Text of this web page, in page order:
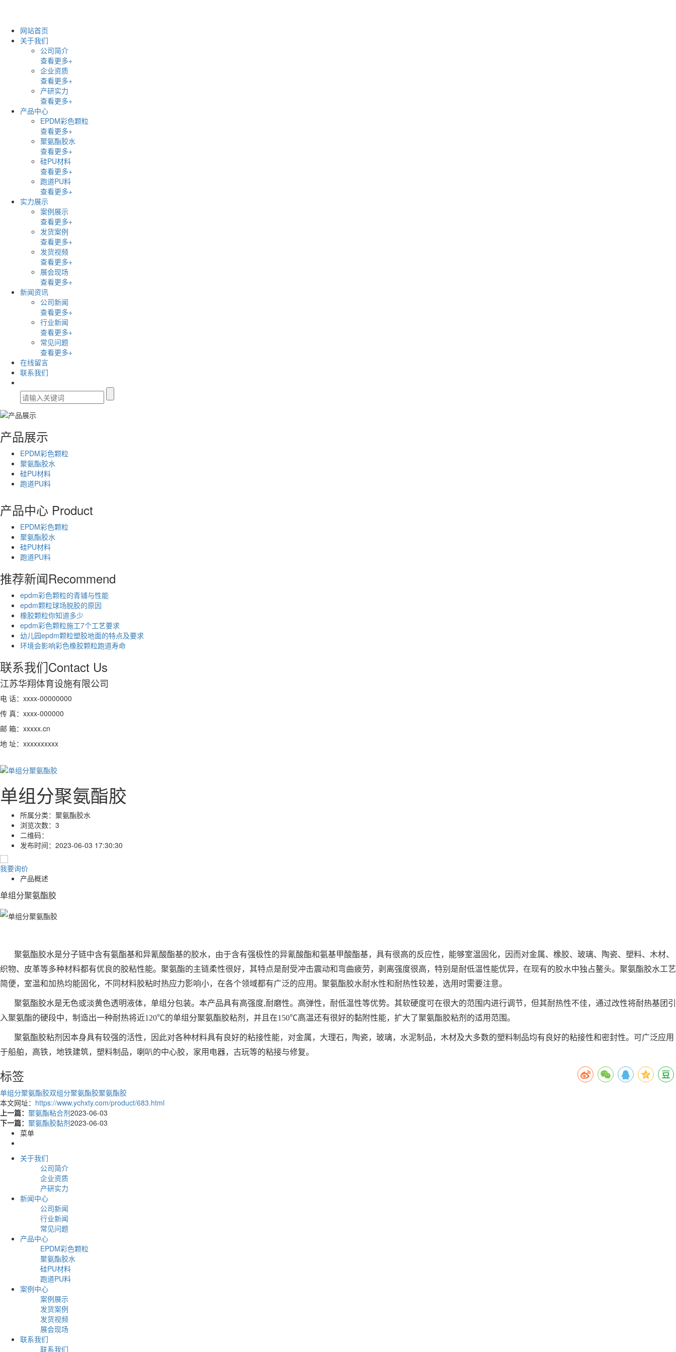
网站首页
关于我们
公司简介
查看更多+
企业资质
查看更多+
产研实力
查看更多+
产品中心
EPDM彩色颗粒
查看更多+
聚氨酯胶水
查看更多+
硅PU材料
查看更多+
跑道PU料
查看更多+
实力展示
案例展示
查看更多+
发货案例
查看更多+
发货视频
查看更多+
展会现场
查看更多+
新闻资讯
公司新闻
查看更多+
行业新闻
查看更多+
常见问题
查看更多+
在线留言
联系我们
产品展示
EPDM彩色颗粒
聚氨酯胶水
硅PU材料
跑道PU料
产品中心 Product
EPDM彩色颗粒
聚氨酯胶水
硅PU材料
跑道PU料
推荐新闻Recommend
epdm彩色颗粒的青铺与性能
epdm颗粒球场脱胶的原因
橡胶颗粒你知道多少
epdm彩色颗粒施工7个工艺要求
幼儿园epdm颗粒塑胶地面的特点及要求
环境会影响彩色橡胶颗粒跑道寿命
联系我们Contact Us
江苏华翔体育设施有限公司
电 话：xxxx-00000000
传 真：xxxx-000000
邮 箱：xxxxx.cn
地 址：xxxxxxxxxx
单组分聚氨酯胶
所属分类： 聚氨酯胶水
浏览次数： 3
二维码：
发布时间： 2023-06-03 17:30:30
我要询价
产品概述
单组分聚氨酯胶
聚氨酯胶水是分子链中含有氨酯基和异氰酸酯基的胶水，由于含有强极性的异氰酸酯和氨基甲酸酯基，具有很高的反应性，能够室温固化，因而对金属、橡胶、玻璃、陶瓷、塑料、木材、
织物、皮革等多种材料都有优良的胶粘性能。聚氨酯的主链柔性很好，其特点是耐受冲击震动和弯曲疲劳，剥离强度很高，特别是耐低温性能优异，在现有的胶水中独占鳌头。聚氨酯胶水工艺
简便，室温和加热均能固化，不同材料胶粘时热应力影响小，在各个领域都有广泛的应用。聚氨酯胶水耐水性和耐热性较差，选用时需要注意。
聚氨酯胶水是无色或淡黄色透明液体，单组分包装。本产品具有高强度,耐磨性。高弹性，耐低温性等优势。其软硬度可在很大的范围内进行调节，但其耐热性不佳，通过改性将耐热基团引
入聚氨酯的硬段中，制造出一种耐热将近120℃的单组分聚氨酯胶粘剂，并且在150℃高温还有很好的黏附性能，扩大了聚氨酯胶粘剂的适用范围。
聚氨酯胶粘剂因本身具有较强的活性，因此对各种材料具有良好的粘接性能，对金属，大理石，陶瓷，玻璃，水泥制品，木材及大多数的塑料制品均有良好的粘接性和密封性。可广泛应用
于船舶，高铁，地铁建筑，塑料制品，喇叭的中心胶，家用电器，古玩等的粘接与修复。
标签
单组分聚氨酯胶双组分聚氨酯胶聚氨酯胶
本文网址： https://www.ychxty.com/product/683.html
上一篇： 聚氨酯粘合剂2023-06-03
下一篇： 聚氨酯胶黏剂2023-06-03
菜单
关于我们
公司简介
企业资质
产研实力
新闻中心
公司新闻
行业新闻
常见问题
产品中心
EPDM彩色颗粒
聚氨酯胶水
硅PU材料
跑道PU料
案例中心
案例展示
发货案例
发货视频
展会现场
联系我们
联系我们